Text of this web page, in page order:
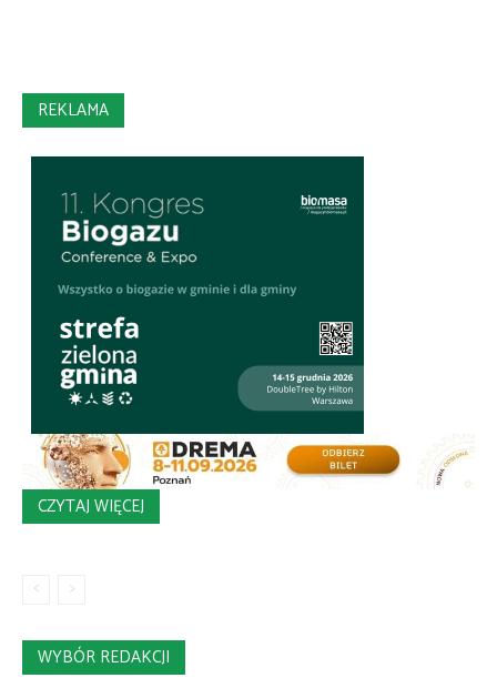
REKLAMA
CZYTAJ WIĘCEJ
WYBÓR REDAKCJI